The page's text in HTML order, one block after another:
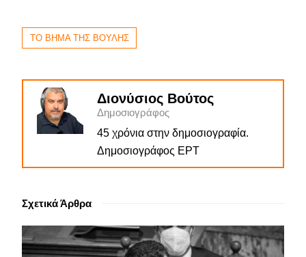
ΤΟ ΒΗΜΑ ΤΗΣ ΒΟΥΛΗΣ
Διονύσιος Βούτος
Δημοσιογράφος
45 χρόνια στην δημοσιογραφία.
Δημοσιογράφος ΕΡΤ
Σχετικά Άρθρα